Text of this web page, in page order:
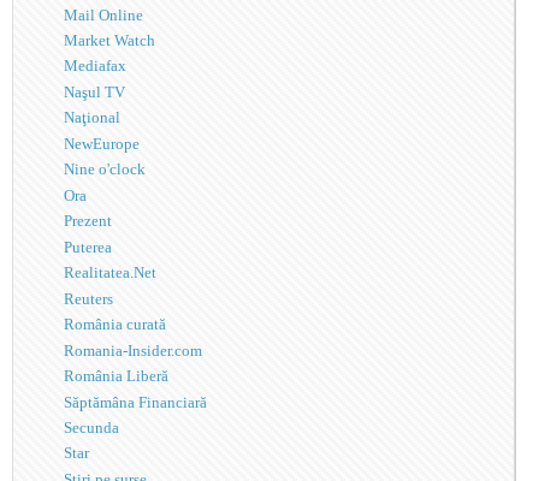
Mail Online
Market Watch
Mediafax
Naşul TV
Naţional
NewEurope
Nine o'clock
Ora
Prezent
Puterea
Realitatea.Net
Reuters
România curată
Romania-Insider.com
România Liberă
Săptămâna Financiară
Secunda
Star